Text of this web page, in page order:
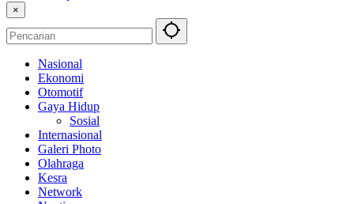
×
Nasional
Ekonomi
Otomotif
Gaya Hidup
Sosial
Internasional
Galeri Photo
Olahraga
Kesra
Network